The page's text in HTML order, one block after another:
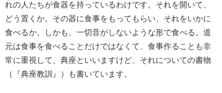
れの人たちが食器を持っているわけです。それを開いて、
どう置くか。その器に食事をもってもらい、それをいかに
食べるか。しかも、一切音がしないような形で食べる。道
元は食事を食べることだけではなくて、食事作ることも非
常に重視して、典座といいますけど、それについての書物
（『典座教訓』）も書いています。